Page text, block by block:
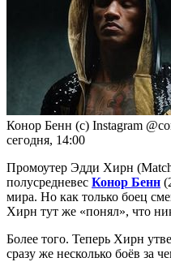
Конор Бенн (с) Instagram
сегодня, 14:00
Промоутер Эдди Хирн
полусредневес Конор Бенн
мира. Но как только боец
Хирн тут же «понял», что
Более того. Теперь Хирн
сразу же несколько боёв за